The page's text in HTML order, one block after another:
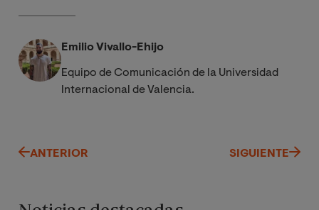
Emilio Vivallo-Ehijo
Equipo de Comunicación de la Universidad
Internacional de Valencia.
ANTERIOR SIGUIENTE